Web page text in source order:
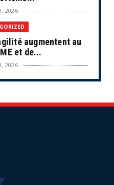
2026
augmentent au
et de...
2026
syn...
les recettes